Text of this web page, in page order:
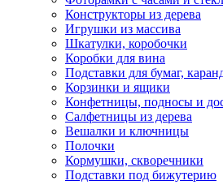
Конструкторы из дерева
Игрушки из массива
Шкатулки, коробочки
Коробки для вина
Подставки для бумаг,
Корзинки и ящики
Конфетницы, подносы и
Салфетницы из дерева
Вешалки и ключницы
Полочки
Кормушки, скворечники
Подставки под бижутерию